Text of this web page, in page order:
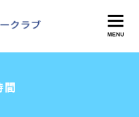
日田ロータリークラブ
間